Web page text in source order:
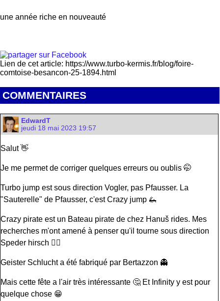
une année riche en nouveauté
Lien de cet article: https://www.turbo-kermis.fr/blog/foire-
comtoise-besancon-25-1894.html
COMMENTAIRES
EdwardT
jeudi 18 mai 2023 19:57
Salut 👋
Je me permet de corriger quelques erreurs ou oublis 🤭
Turbo jump est sous direction Vogler, pas Pfausser. La
"Sauterelle" de Pfausser, c'est Crazy jump 🦗
Crazy pirate est un Bateau pirate de chez Hanuš rides. Mes
recherches m'ont amené à penser qu'il tourne sous direction
Speder hirsch 🏴‍☠️
Geister Schlucht a été fabriqué par Bertazzon 👻
Mais cette fête a l'air très intéressante 🤔 Et Infinity y est pour
quelque chose 😁